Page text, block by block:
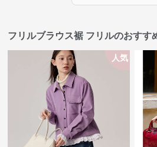
フリルブラウス裾 フリルのおすす
人気